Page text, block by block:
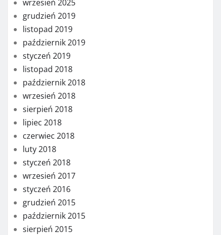
wrzesień 2025
grudzień 2019
listopad 2019
październik 2019
styczeń 2019
listopad 2018
październik 2018
wrzesień 2018
sierpień 2018
lipiec 2018
czerwiec 2018
luty 2018
styczeń 2018
wrzesień 2017
styczeń 2016
grudzień 2015
październik 2015
sierpień 2015